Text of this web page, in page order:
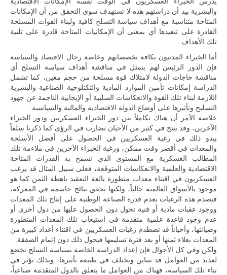
والبشرية بيد أن دراستهم هذه لا تستهدف سوى التحقق من أن الإمكانات
المتاحة متناسبة مع أهداف سياسة التسلح كافية ولبناء القوات المسلحة
القادرة على تنفيذها أي بمعنى أن الإمكانيات المتاحة قادرة على تلبية
تلك الأهداف .
أما الخبراء المدنيون بكافة تخصصاتهم وخاصة رجال الاقتصاد والسياسة
فإن الدور الرئيس لهم يتمثل في مناقشة أهداف سياسة التسلح أي
مناقشة حاجات الدولة لامتلاك قوة مسلحة من حجم معين، كما تشمل
الدراسة إمكانات تأمين الموارد المادية والتكنلوجية الصناعية والبشرية
اللازمة لبناء تلك القوة والانعكاسات السلبية أو الإيجابية الناجمة عن جهود
التسليح وتأثيرها على أوضاع الدولة الاقتصادية والمالية والسياسية.
خلاصة الأمر أن هناك تكاملاً بين دور الخبراء العسكريين ودور الخبراء
الآخرين، وقد ينتج في كثير من الأحيان تضارب في الرؤى كما ذكرنا سلفاً
يبدو ذلك في رغبة العسكريين في الحصول على أفضل الأسلحة
والمعدات في أقصر وقت ممكن، ورغبة الخبراء الآخرين في ملاءمة تلك
المطالب العسكرية مع المستوى الذي تسمح به القدرات المتاحة
الاقتصادية والعلمية والانعكاسات المتوقعة، فعلى سبيل المثال قد يرغب
العسكريون في اقتناء معدات متطورة بالغة التعقيد باهظة الثمن كما هو
موجود بالأسواق العالمية حالياً، ولكنها تحقق نتائج حاسمة في المعركة،
فتصدم هذه الرغبات بعدم قدرة الصناعة الوطنية على إنتاج تلك المعدات
ووجود عقبات مادية أو فنية تحول دون الحصول عليها من دول أخرى أو
عدم وجود قاعدة علمية متقدمة في استيعاب تلك المعدات المتطورة
وصيانتها، وأحياناً قد تصطدم رغبات العسكريين في اقتناء أعداد كبيرة من
المعدات بغلاء ثمنها أو بعد فترة تسليمها فيحول ذلك دون إتمام الصفقة.
ولكن وفي كل الأحوال فإن إعداد الدراسة الخاصة بسياسة التسلح تخضع
لعديد من العوامل قد تتباين وتختلف في طبيعة تأثيرها، وبذلك تؤثر في
بناء تلك السياسة، فهناك من العوامل ما يتعلق بالدول المتقدمة صناعياً،